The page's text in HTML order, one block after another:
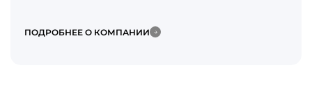
ПОДРОБНЕЕ О КОМПАНИИ